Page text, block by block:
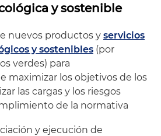
y sostenible
nuevos productos y servicios
y sostenibles (por
verdes) para
maximizar los objetivos de los
las cargas y los riesgos
de la normativa
y ejecución de